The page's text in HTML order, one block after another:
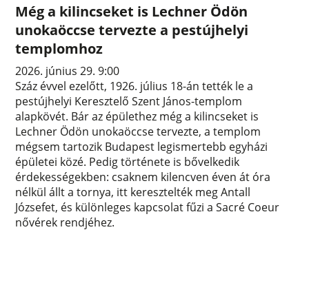
Még a kilincseket is Lechner Ödön
unokaöccse tervezte a pestújhelyi
templomhoz
2026. június 29. 9:00
Száz évvel ezelőtt, 1926. július 18-án tették le a
pestújhelyi Keresztelő Szent János-templom
alapkövét. Bár az épülethez még a kilincseket is
Lechner Ödön unokaöccse tervezte, a templom
mégsem tartozik Budapest legismertebb egyházi
épületei közé. Pedig története is bővelkedik
érdekességekben: csaknem kilencven éven át óra
nélkül állt a tornya, itt keresztelték meg Antall
Józsefet, és különleges kapcsolat fűzi a Sacré Coeur
nővérek rendjéhez.